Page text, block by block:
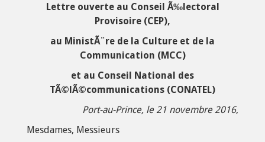
Lettre ouverte au Conseil Ã‰lectoral
Provisoire (CEP),
au MinistÃ¨re de la Culture et de la
Communication (MCC)
et au Conseil National des
TÃ©lÃ©communications (CONATEL)
Port-au-Prince, le 21 novembre 2016,
Mesdames, Messieurs